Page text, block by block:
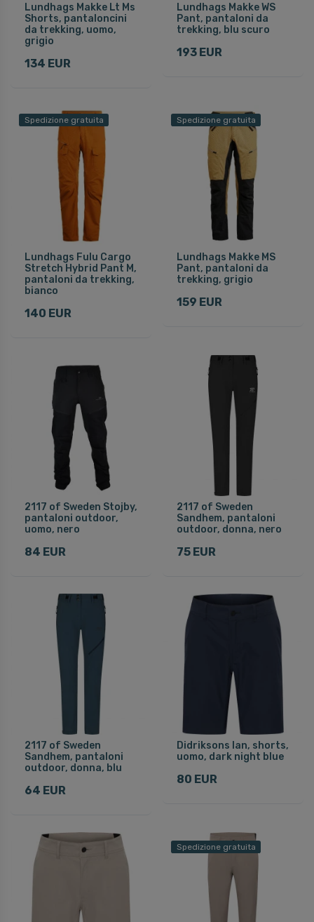
Lundhags Makke Lt Ms
Shorts, pantaloncini
da trekking, uomo,
grigio
134 EUR
Lundhags Makke WS
Pant, pantaloni da
trekking, blu scuro
193 EUR
Spedizione gratuita
Lundhags Fulu Cargo
Stretch Hybrid Pant M,
pantaloni da trekking,
bianco
140 EUR
Spedizione gratuita
Lundhags Makke MS
Pant, pantaloni da
trekking, grigio
159 EUR
2117 of Sweden Stojby,
pantaloni outdoor,
uomo, nero
84 EUR
2117 of Sweden
Sandhem, pantaloni
outdoor, donna, nero
75 EUR
2117 of Sweden
Sandhem, pantaloni
outdoor, donna, blu
64 EUR
Didriksons Ian, shorts,
uomo, dark night blue
80 EUR
Spedizione gratuita